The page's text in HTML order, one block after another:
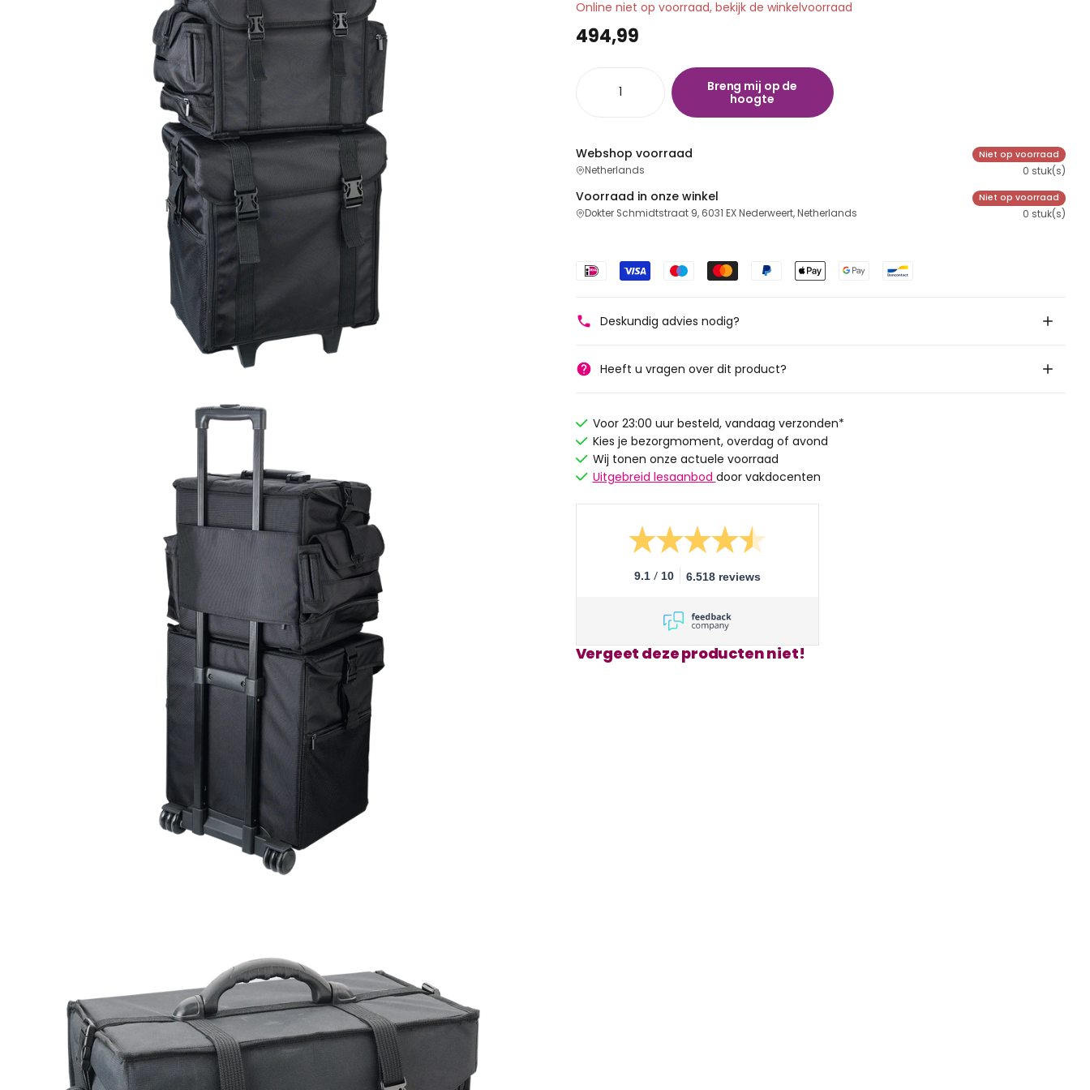
Online niet op voorraad, bekijk de winkelvoorraad
494,99
Breng mij op de
hoogte
Webshop voorraad
Netherlands
Niet op voorraad
0 stuk(s)
Voorraad in onze winkel
Dokter Schmidtstraat 9, 6031 EX Nederweert, Netherlands
Niet op voorraad
0 stuk(s)
Deskundig advies nodig?
Heeft u vragen over dit product?
Voor 23:00 uur besteld, vandaag verzonden*
Kies je bezorgmoment, overdag of avond
Wij tonen onze actuele voorraad
Uitgebreid lesaanbod door vakdocenten
9.1 / 10 6.518 reviews
Vergeet deze producten niet!